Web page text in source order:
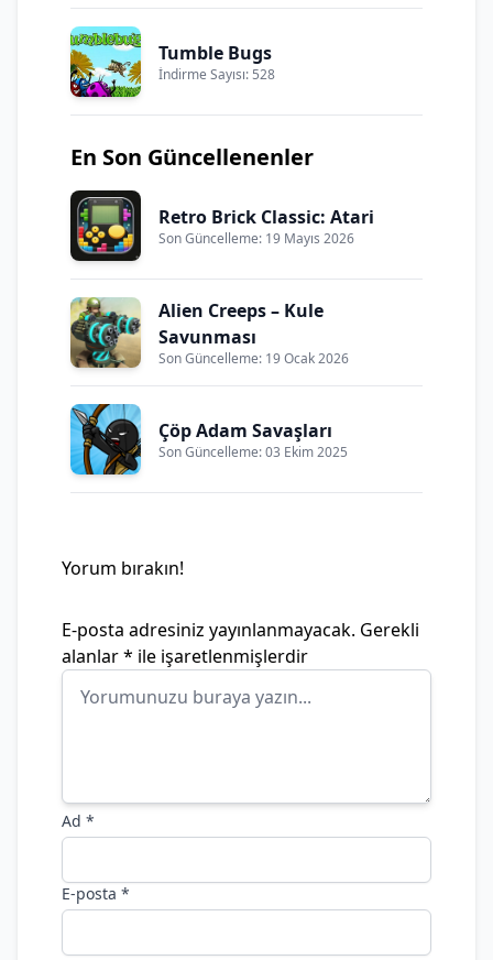
Tumble Bugs
İndirme Sayısı: 528
En Son Güncellenenler
Retro Brick Classic: Atari
Son Güncelleme: 19 Mayıs 2026
Alien Creeps – Kule
Savunması
Son Güncelleme: 19 Ocak 2026
Çöp Adam Savaşları
Son Güncelleme: 03 Ekim 2025
Yorum bırakın!
E-posta adresiniz yayınlanmayacak. Gerekli
alanlar* ile işaretlenmişlerdir
Ad *
E-posta *